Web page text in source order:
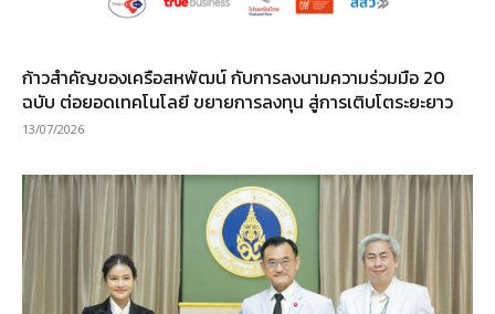
ก้าวสำคัญของเครือสหพัฒน์ กับการลงนามความร่วมมือ 20
ฉบับ ต่อยอดเทคโนโลยี ขยายการลงทุน สู่การเติบโตระยะยาว
13/07/2026